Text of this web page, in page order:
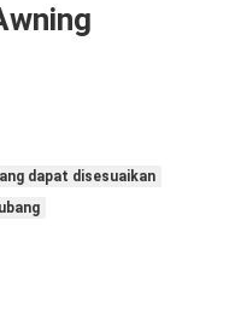
dapat disesuaikan